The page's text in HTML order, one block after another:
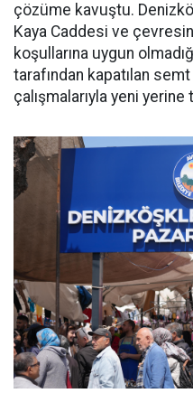
çözüme kavuştu.
Kaya Caddesi ve
koşullarına uygun
tarafından kapatılan semt
çalışmalarıyla yeni yerine